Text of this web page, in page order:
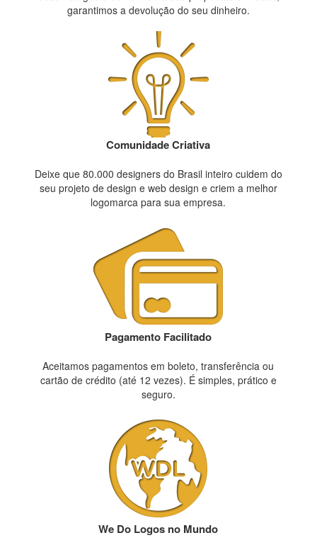
garantimos a devolução do seu dinheiro.
Comunidade Criativa
Deixe que 80.000 designers do Brasil inteiro cuidem do
seu projeto de design e web design e criem a melhor
logomarca para sua empresa.
Pagamento Facilitado
Aceitamos pagamentos em boleto, transferência ou
cartão de crédito (até 12 vezes). É simples, prático e
seguro.
We Do Logos no Mundo